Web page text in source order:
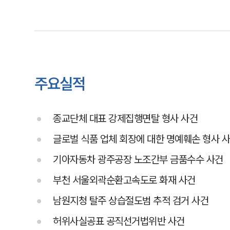
주요실적
종교단체 대표 강제집행면탈 형사 사건
글로벌 식품 업체 회장에 대한 명예훼손 형사
기아자동차 광주공장 노조간부 금품수수 사건
부천 서울외곽순환고속도로 화재 사건
남원지청 탈주 상습절도범 추적 검거 사건
허위사실공표 공직선거법위반 사건